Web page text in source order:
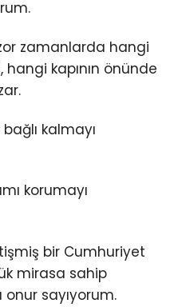
zamanlarda hangi
hangi kapının önünde
kalmayı
korumayı
bir Cumhuriyet
mirasa sahip
sayıyorum.